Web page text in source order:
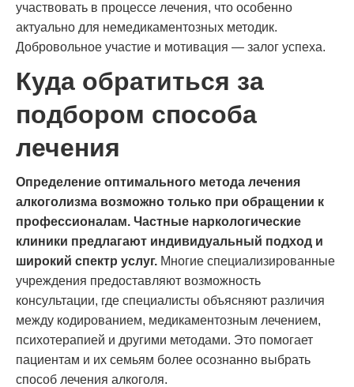
участвовать в процессе лечения, что особенно
актуально для немедикаментозных методик.
Добровольное участие и мотивация — залог успеха.
Куда обратиться за
подбором способа
лечения
Определение оптимального метода лечения
алкоголизма возможно только при обращении к
профессионалам. Частные наркологические
клиники предлагают индивидуальный подход и
широкий спектр услуг. Многие специализированные
учреждения предоставляют возможность
консультации, где специалисты объясняют различия
между кодированием, медикаментозным лечением,
психотерапией и другими методами. Это помогает
пациентам и их семьям более осознанно выбрать
способ лечения алкоголя.